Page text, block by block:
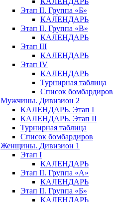
Этап II. Группа «Б»
КАЛЕНДАРЬ
Этап II. Группа «В»
КАЛЕНДАРЬ
Этап III
КАЛЕНДАРЬ
Этап IV
КАЛЕНДАРЬ
Турнирная таблица
Список бомбардиров
Мужчины. Дивизион 2
КАЛЕНДАРЬ. Этап I
КАЛЕНДАРЬ. Этап II
Турнирная таблица
Список бомбардиров
Женщины. Дивизион 1
Этап I
КАЛЕНДАРЬ
Этап II. Группа «А»
КАЛЕНДАРЬ
Этап II. Группа «Б»
КАЛЕНДАРЬ